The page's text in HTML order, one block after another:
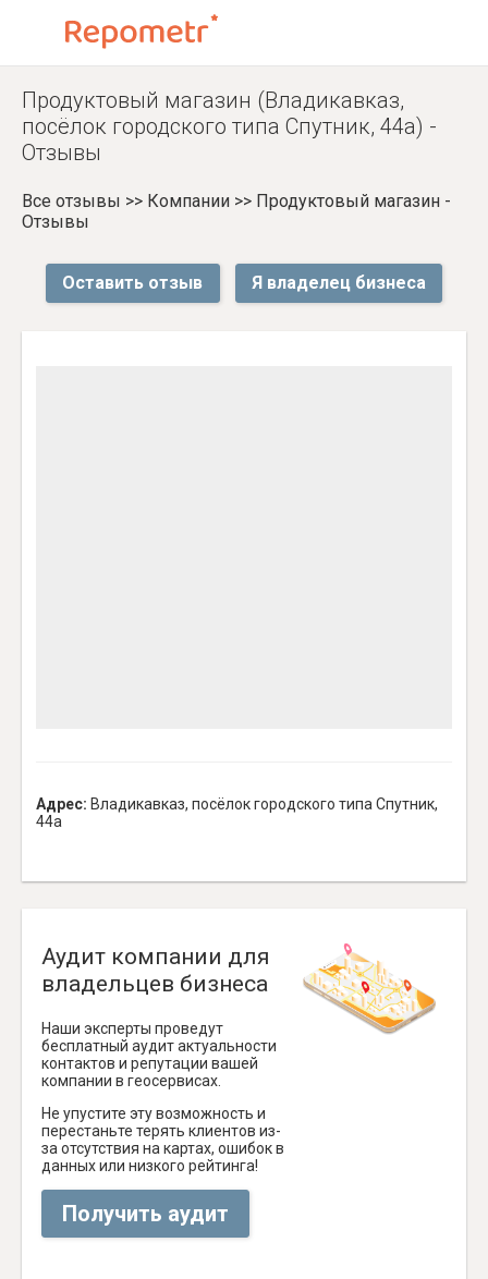
Продуктовый магазин (Владикавказ,
посёлок городского типа Спутник, 44а) -
Отзывы
Все отзывы >> Компании >> Продуктовый магазин -
Отзывы
Оставить отзыв Я владелец бизнеса
Адрес: Владикавказ, посёлок городского типа Спутник,
44а
Аудит компании для
владельцев бизнеса
Наши эксперты проведут
бесплатный аудит актуальности
контактов и репутации вашей
компании в геосервисах.
Не упустите эту возможность и
перестаньте терять клиентов из-
за отсутствия на картах, ошибок в
данных или низкого рейтинга!
Получить аудит